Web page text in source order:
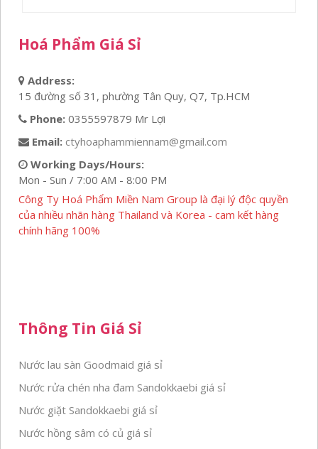
Hoá Phẩm Giá Sỉ
Address:
15 đường số 31, phường Tân Quy, Q7, Tp.HCM
Phone: 0355597879 Mr Lợi
Email: ctyhoaphammiennam@gmail.com
Working Days/Hours:
Mon - Sun / 7:00 AM - 8:00 PM
Công Ty Hoá Phẩm Miền Nam Group là đại lý độc quyền
của nhiều nhãn hàng Thailand và Korea - cam kết hàng
chính hãng 100%
Thông Tin Giá Sỉ
Nước lau sàn Goodmaid giá sỉ
Nước rửa chén nha đam Sandokkaebi giá sỉ
Nước giặt Sandokkaebi giá sỉ
Nước hồng sâm có củ giá sỉ